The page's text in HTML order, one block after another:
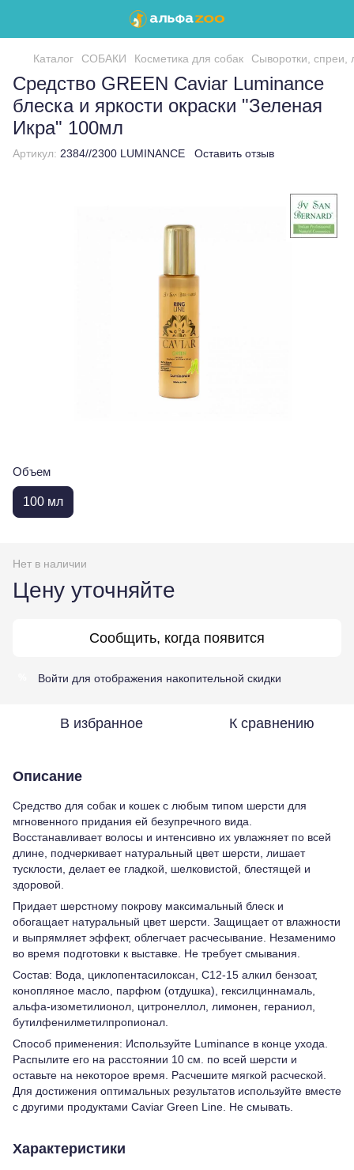
Каталог СОБАКИ Косметика для собак Сыворотки, спреи,
Средство GREEN Caviar Luminance
блеска и яркости окраски "Зеленая
Икра" 100мл
Артикул: 2384//2300 LUMINANCE Оставить отзыв
Объем
100 мл
Нет в наличии
Цену уточняйте
Сообщить, когда появится
Войти для отображения накопительной скидки
В избранное К сравнению
Описание
Средство для собак и кошек с любым типом шерсти для
мгновенного придания ей безупречного вида.
Восстанавливает волосы и интенсивно их увлажняет по всей
длине, подчеркивает натуральный цвет шерсти, лишает
тусклости, делает ее гладкой, шелковистой, блестящей и
здоровой.
Придает шерстному покрову максимальный блеск и
обогащает натуральный цвет шерсти. Защищает от влажности
и выпрямляет эффект, облегчает расчесывание. Незаменимо
во время подготовки к выставке. Не требует смывания.
Состав: Вода, циклопентасилоксан, С12-15 алкил бензоат,
конопляное масло, парфюм (отдушка), гексилциннамаль,
альфа-изометилионол, цитронеллол, лимонен, гераниол,
бутилфенилметилпропионал.
Способ применения: Используйте Luminance в конце ухода.
Распылите его на расстоянии 10 см. по всей шерсти и
оставьте на некоторое время. Расчешите мягкой расческой.
Для достижения оптимальных результатов используйте вместе
с другими продуктами Caviar Green Line. Не смывать.
Характеристики